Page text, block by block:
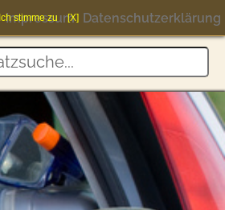
Impressum Datenschutzerklärung
Ich stimme zu [X]